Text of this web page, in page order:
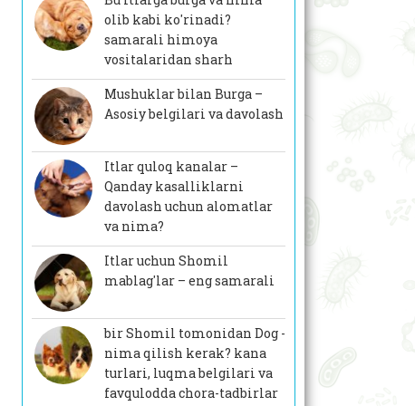
olib kabi ko'rinadi?
samarali himoya
vositalaridan sharh
Mushuklar bilan Burga –
Asosiy belgilari va davolash
Itlar quloq kanalar –
Qanday kasalliklarni
davolash uchun alomatlar
va nima?
Itlar uchun Shomil
mablag'lar – eng samarali
bir Shomil tomonidan Dog -
nima qilish kerak? kana
turlari, luqma belgilari va
favqulodda chora-tadbirlar